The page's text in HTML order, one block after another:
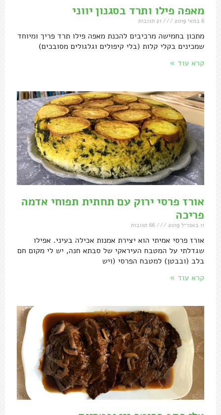
מאפה פילו ותרד בסגנון יווני
6 במאי 2019
מתכון בחמישה מרכיבים להכנת מאפה פילו תרד פריך ומיוחד
שמכינים בקלי קלות (בלי קיפולים וגלגולים מסובכים)
קרא עוד »
אורז פרסי ירוק עם תחתית תפוחי אדמה
פריכה
11 באפריל 2019
אורז פרסי אמיתי הוא יצירת אמנות אכילה בעיני. אפילו
שגדלתי על המטבח העיראקי של סבתא חנה, יש לי מקום חם
בלב (ובבטן) למטבח הפרסי (ויש
קרא עוד »